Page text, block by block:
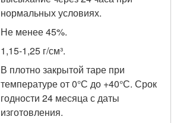
нормальных условиях.
Не менее 45%.
1,15-1,25 г/см³.
В плотно закрытой таре при
температуре от 0°С до +40°С. Срок
годности 24 месяца с даты
изготовления.